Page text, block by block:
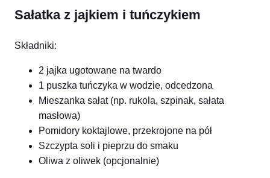
Sałatka z jajkiem i tuńczykiem
Składniki:
2 jajka ugotowane na twardo
1 puszka tuńczyka w wodzie, odcedzona
Mieszanka sałat (np. rukola, szpinak, sałata
masłowa)
Pomidory koktajlowe, przekrojone na pół
Szczypta soli i pieprzu do smaku
Oliwa z oliwek (opcjonalnie)